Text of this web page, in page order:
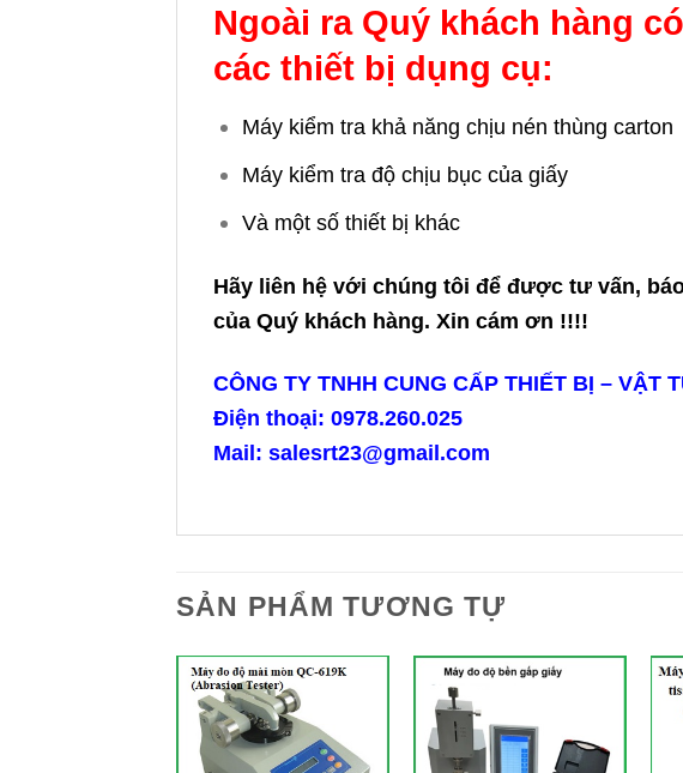
Ngoài ra Quý khách hàng
các thiết bị dụng cụ:
Máy kiểm tra khả năng chịu nén thùng carton
Máy kiểm tra độ chịu bục của giấy
Và một số thiết bị khác
Hãy liên hệ với chúng tôi để được tư vấn,
của Quý khách hàng. Xin cám ơn !!!!
CÔNG TY TNHH CUNG CẤP THIẾT BỊ – VẬT
Điện thoại: 0978.260.025
Mail: salesrt23@gmail.com
SẢN PHẨM TƯƠNG TỰ